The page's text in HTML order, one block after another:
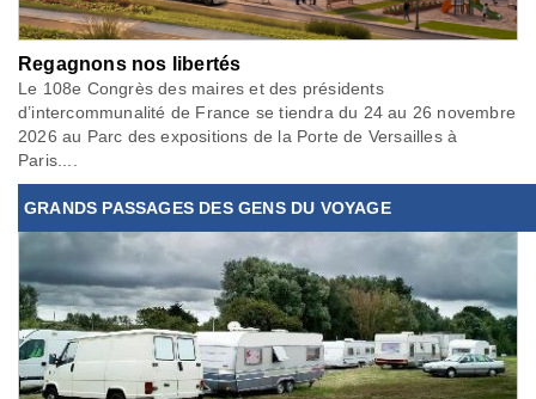
Regagnons nos libertés
Le 108e Congrès des maires et des présidents
d’intercommunalité de France se tiendra du 24 au 26 novembre
2026 au Parc des expositions de la Porte de Versailles à
Paris....
GRANDS PASSAGES DES GENS DU VOYAGE